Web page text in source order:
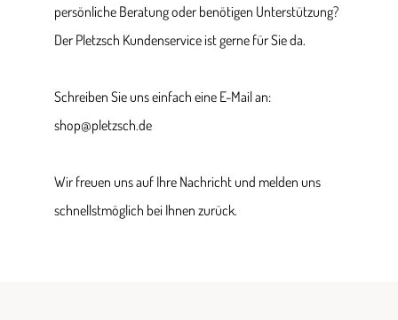
persönliche Beratung oder benötigen Unterstützung?
Der Pletzsch Kundenservice ist gerne für Sie da.
Schreiben Sie uns einfach eine E-Mail an:
shop@pletzsch.de
Wir freuen uns auf Ihre Nachricht und melden uns
schnellstmöglich bei Ihnen zurück.